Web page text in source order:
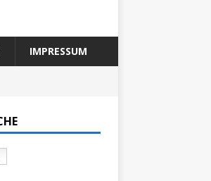
IMPRESSUM